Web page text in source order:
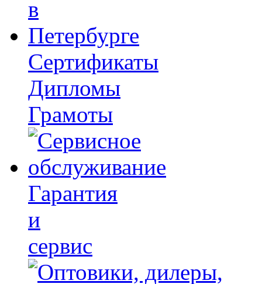
Сертификаты
Дипломы
Грамоты
Гарантия
и
сервис